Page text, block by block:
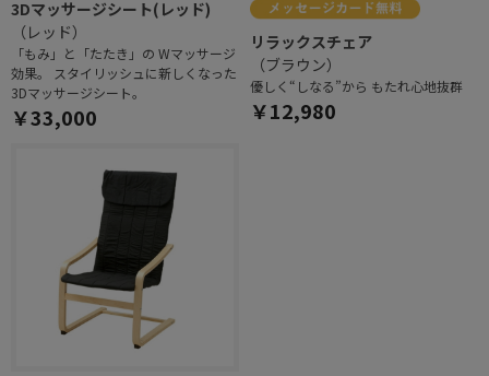
3Dマッサージシート(レッド)
（レッド）
「もみ」と「たたき」の Wマッサージ
効果。 スタイリッシュに新しくなった
3Dマッサージシート。
￥33,000
リラックスチェア
（ブラウン）
優しく“しなる”から もたれ心地抜群
￥12,980